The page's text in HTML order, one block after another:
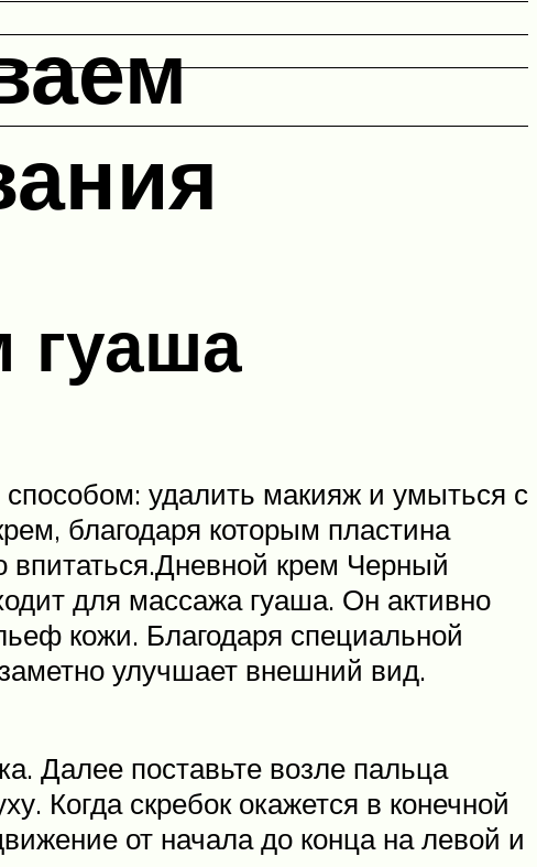
гуаша
удалить макияж и умыться с
благодаря которым пластина
впитаться.Дневной крем Черный
для массажа гуаша. Он активно
кожи. Благодаря специальной
улучшает внешний вид.
Далее поставьте возле пальца
Когда скребок окажется в конечной
от начала до конца на левой и